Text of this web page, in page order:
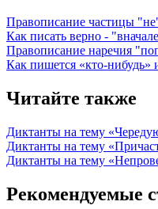
Правописание частицы
Как писать верно -
Правописание наречия
Как пишется «кто-нибудь»
Читайте также
Диктанты на тему
Диктанты на тему
Диктанты на тему
Рекомендуемые